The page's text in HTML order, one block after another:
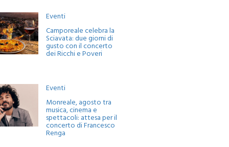
Eventi
Camporeale celebra la
Sciavata: due giorni di
gusto con il concerto
dei Ricchi e Poveri
Eventi
Monreale, agosto tra
musica, cinema e
spettacoli: attesa per il
concerto di Francesco
Renga